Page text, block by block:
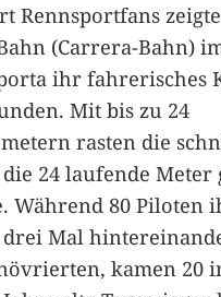
Rennsportfans
(Carrera-Bahn)
ihr fahrerisches
Mit bis zu 24
rasten die
24 laufende Meter
Während 80 Piloten
drei Mal
kamen 20